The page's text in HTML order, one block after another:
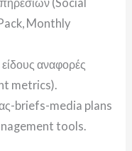
Monthly
αναφορές
metrics).
briefs-media plans
tools.